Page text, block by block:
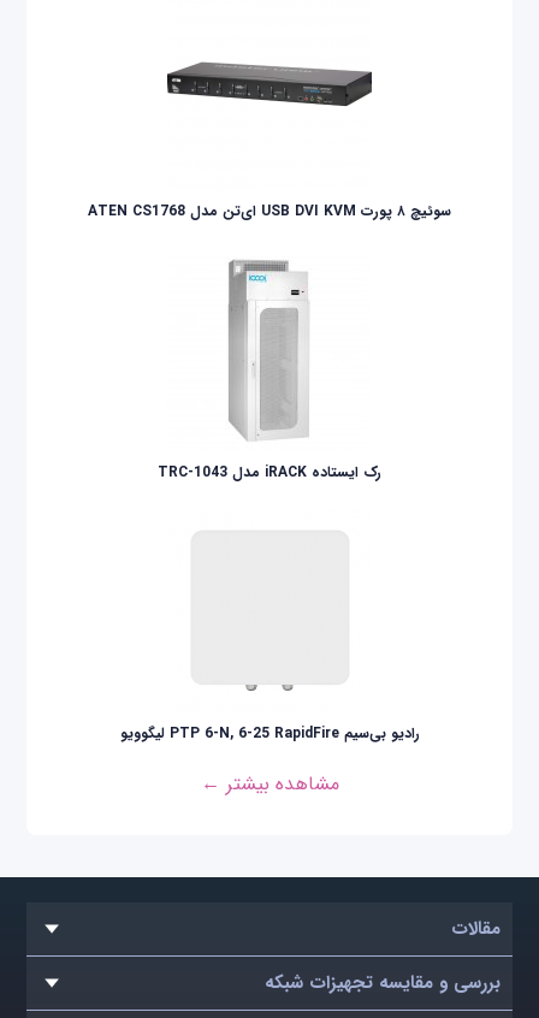
سوئیچ ۸ پورت USB DVI KVM ای‌تن مدل ATEN CS1768
رک ایستاده iRACK مدل TRC-1043
رادیو بی‌سیم PTP 6-N, 6-25 RapidFire لیگوویو
مشاهده بیشتر ←
مقالات
بررسی و مقایسه تجهیزات شبکه